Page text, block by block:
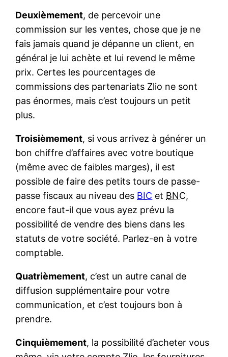
Deuxièmement, de percevoir une
commission sur les ventes, chose que je ne
fais jamais quand je dépanne un client, en
général je lui achète et lui revend le même
prix. Certes les pourcentages de
commissions des partenariats Zlio ne sont
pas énormes, mais c’est toujours un petit
plus.
Troisièmement, si vous arrivez à générer un
bon chiffre d’affaires avec votre boutique
(même avec de faibles marges), il est
possible de faire des petits tours de passe-
passe fiscaux au niveau des BIC et BNC,
encore faut-il que vous ayez prévu la
possibilité de vendre des biens dans les
statuts de votre société. Parlez-en à votre
comptable.
Quatrièmement, c’est un autre canal de
diffusion supplémentaire pour votre
communication, et c’est toujours bon à
prendre.
Cinquièmement, la possibilité d’acheter vous